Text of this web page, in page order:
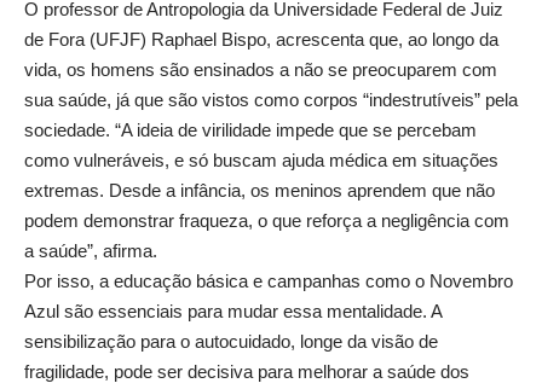
O professor de Antropologia da Universidade Federal de Juiz
de Fora (UFJF) Raphael Bispo, acrescenta que, ao longo da
vida, os homens são ensinados a não se preocuparem com
sua saúde, já que são vistos como corpos “indestrutíveis” pela
sociedade. “A ideia de virilidade impede que se percebam
como vulneráveis, e só buscam ajuda médica em situações
extremas. Desde a infância, os meninos aprendem que não
podem demonstrar fraqueza, o que reforça a negligência com
a saúde”, afirma.
Por isso, a educação básica e campanhas como o Novembro
Azul são essenciais para mudar essa mentalidade. A
sensibilização para o autocuidado, longe da visão de
fragilidade, pode ser decisiva para melhorar a saúde dos